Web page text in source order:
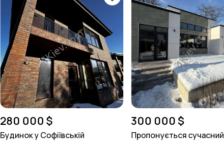
280 000 $
Будинок у Софіївській
300 000 $
Пропонується сучасний